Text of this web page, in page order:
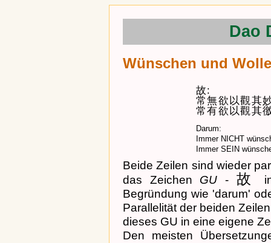
Dao
Wünschen und
故:
常無欲以觀其
常有欲以觀其
Darum:
Immer NICHT
Immer SEIN
Beide Zeilen sind wieder
das Zeichen GU - 故
Begründung wie 'darum'
Parallelität der beiden
dieses GU in eine eigene
Den meisten